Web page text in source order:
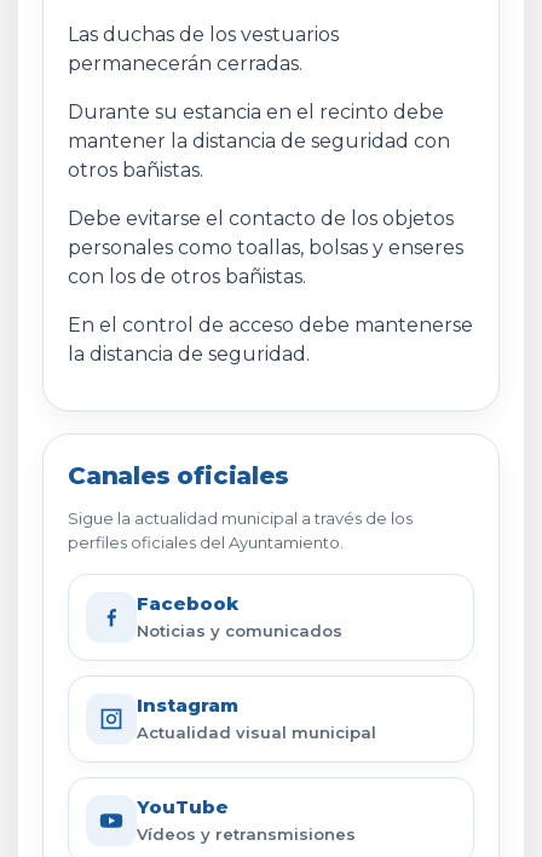
Las duchas de los vestuarios
permanecerán cerradas.
Durante su estancia en el recinto debe
mantener la distancia de seguridad con
otros bañistas.
Debe evitarse el contacto de los objetos
personales como toallas, bolsas y enseres
con los de otros bañistas.
En el control de acceso debe mantenerse
la distancia de seguridad.
Canales oficiales
Sigue la actualidad municipal a través de los
perfiles oficiales del Ayuntamiento.
Facebook
Noticias y comunicados
Instagram
Actualidad visual municipal
YouTube
Vídeos y retransmisiones